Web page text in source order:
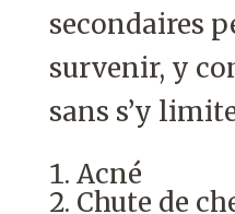
secondaires
survenir, y
sans s’y
Acné
Chute de